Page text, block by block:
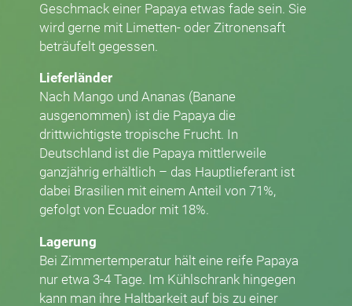
Geschmack einer Papaya etwas fade sein. Sie
wird gerne mit Limetten- oder Zitronensaft
beträufelt gegessen.
Lieferländer
Nach Mango und Ananas (Banane
ausgenommen) ist die Papaya die
drittwichtigste tropische Frucht. In
Deutschland ist die Papaya mittlerweile
ganzjährig erhältlich – das Hauptlieferant ist
dabei Brasilien mit einem Anteil von 71%,
gefolgt von Ecuador mit 18%.
Lagerung
Bei Zimmertemperatur hält eine reife Papaya
nur etwa 3-4 Tage. Im Kühlschrank hingegen
kann man ihre Haltbarkeit auf bis zu einer